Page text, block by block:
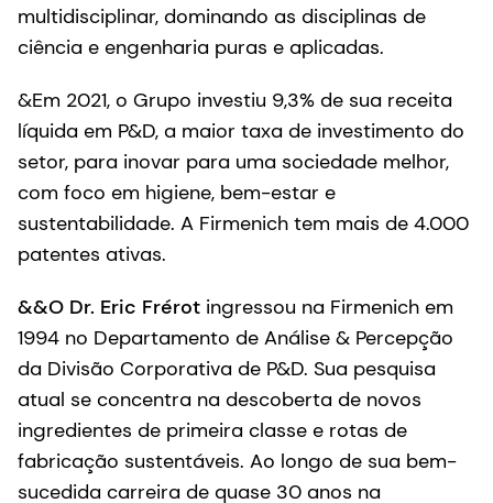
multidisciplinar, dominando as disciplinas de
ciência e engenharia puras e aplicadas.
&Em 2021, o Grupo investiu 9,3% de sua receita
líquida em P&D, a maior taxa de investimento do
setor, para inovar para uma sociedade melhor,
com foco em higiene, bem-estar e
sustentabilidade. A Firmenich tem mais de 4.000
patentes ativas.
&&O Dr. Eric Frérot ingressou na Firmenich em
1994 no Departamento de Análise & Percepção
da Divisão Corporativa de P&D. Sua pesquisa
atual se concentra na descoberta de novos
ingredientes de primeira classe e rotas de
fabricação sustentáveis. Ao longo de sua bem-
sucedida carreira de quase 30 anos na